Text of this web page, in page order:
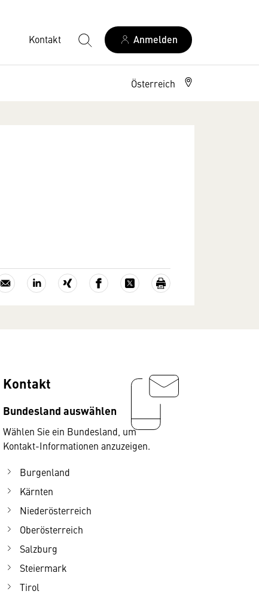
Kontakt Anmelden
Österreich
Kontakt
Bundesland auswählen
Wählen Sie ein Bundesland, um
Kontakt-Informationen anzuzeigen.
Burgenland
Kärnten
Niederösterreich
Oberösterreich
Salzburg
Steiermark
Tirol